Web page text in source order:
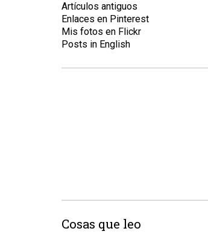
Artículos antiguos
Enlaces en Pinterest
Mis fotos en Flickr
Posts in English
Cosas que leo